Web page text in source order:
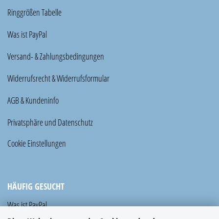
Ringgrößen Tabelle
Was ist PayPal
Versand- & Zahlungsbedingungen
Widerrufsrecht & Widerrufsformular
AGB & Kundeninfo
Privatsphäre und Datenschutz
Cookie Einstellungen
HÄUFIG GESUCHT
Was ist PayPal